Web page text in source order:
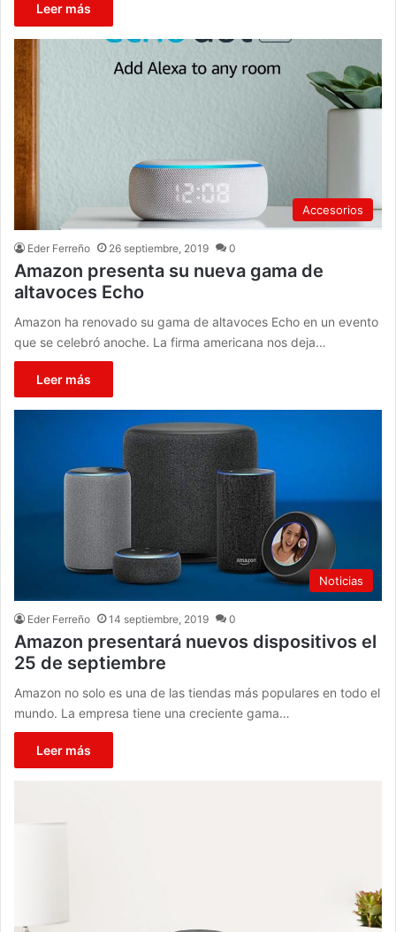
Leer más
Accesorios
Eder Ferreño 26 septiembre, 2019 0
Amazon presenta su nueva gama de
altavoces Echo
Amazon ha renovado su gama de altavoces Echo en un evento
que se celebró anoche. La firma americana nos deja…
Leer más
Noticias
Eder Ferreño 14 septiembre, 2019 0
Amazon presentará nuevos dispositivos el
25 de septiembre
Amazon no solo es una de las tiendas más populares en todo el
mundo. La empresa tiene una creciente gama…
Leer más